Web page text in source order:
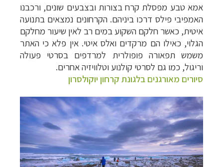
אמא טבע מפסלת קרח בצורות ובצבעים שונים, ורכבנו
האמפיבי פילס דרכו ביניהם. הקרחונים נמצאים בתנועה
איטית, כאשר חלקם השקוע במים רב לאין שיעור מחלקם
הגלוי, כאילו הם מרקדים ואלס איטי. אין פלא כי האתר
משמש תפאורה פופולרית למרדפים בסרטי פעולה
וריגול, כמו גם לסרטי קולנוע וטלוויזיה אחרים.
סיורים מאורגנים בלגונת קרחון יוקולסרון